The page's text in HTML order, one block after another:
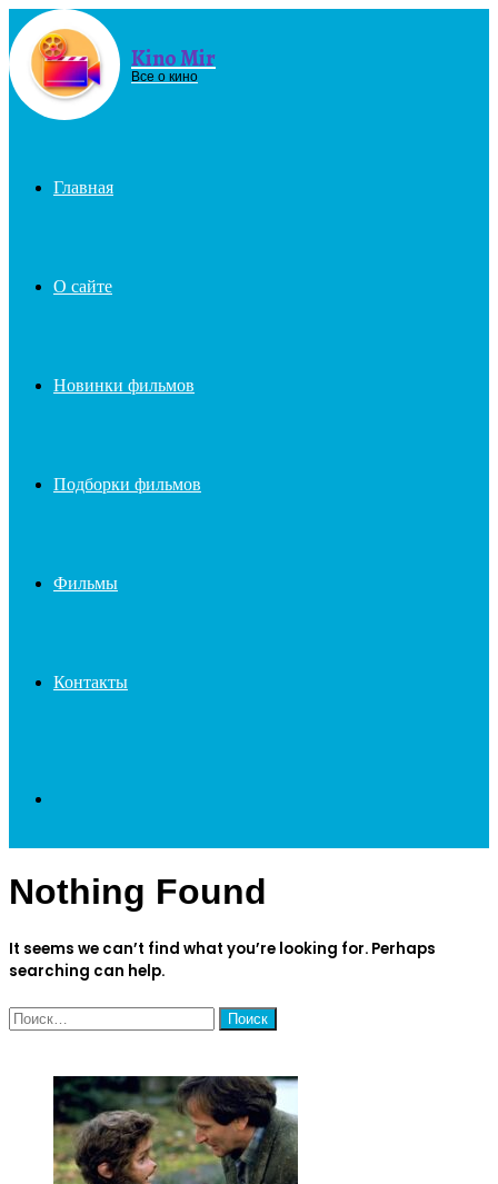
Menu Kino Mir
Все о кино
Главная
О сайте
Новинки фильмов
Подборки фильмов
Фильмы
Контакты
for
Nothing Found
It seems we can’t find what you’re looking for. Perhaps
searching can help.
Найти: